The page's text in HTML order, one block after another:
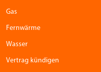
Gas
Fernwärme
Wasser
Vertrag kündigen